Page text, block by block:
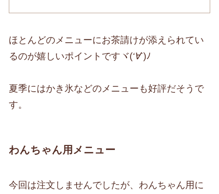
ほとんどのメニューにお茶請けが添えられてい
るのが嬉しいポイントですヾ(‘∀︎`)ﾉ
夏季にはかき氷などのメニューも好評だそうで
す。
わんちゃん用メニュー
今回は注文しませんでしたが、わんちゃん用に